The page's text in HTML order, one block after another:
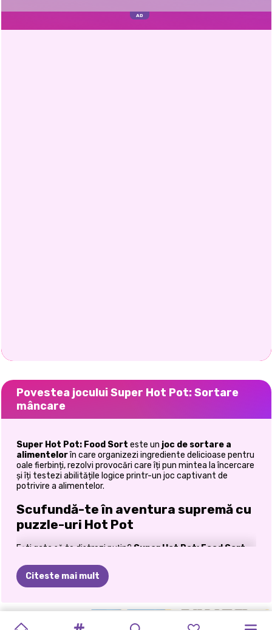
Povestea jocului Super Hot Pot: Sortare
mâncare
Super Hot Pot: Food Sort este un joc de sortare a
alimentelorîn care organizezi ingrediente delicioase pentru
oale fierbinți, rezolvi provocări care îți pun mintea la încercare
și îți testezi abilitățile logice printr-un joc captivant de
potrivire a alimentelor.
Scufundă-te în aventura supremă cu
puzzle-uri Hot Pot
Ești gata să te distrezi puțin? Super Hot Pot: Food Sort
rezolvare de puzzle-uri și gândire strategică, care îți va ține
mintea la foc mic. În loc să gătești ingredientele, misiunea ta
este să le sortezi corect dintr-o oală fierbinte plină de fructe
îți provoacă abilitățile de observare, memoria și planificarea,
în timp ce selectezi cu atenție ingredientele potrivite în
Citeste mai mult
PUZZLE
FRIGIDER: ȘTERGERE
DESTUL SWEETSU ZIUA